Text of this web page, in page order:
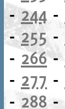
-244 -
-255 -
- 266-
- 277 -
-288-